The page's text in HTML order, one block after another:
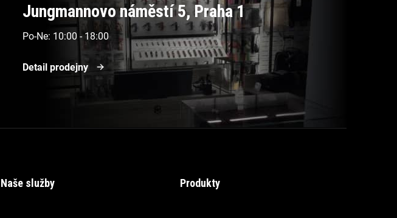
Jungmannovo náměstí 5, Praha 1
Po-Ne: 10:00 - 18:00
Detail prodejny
Naše služby Produkty